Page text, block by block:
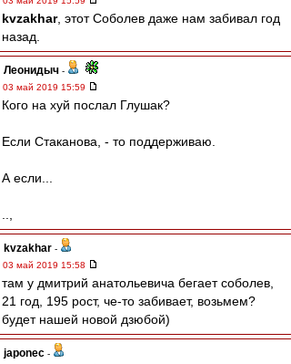
kvzakhar, этот Соболев даже нам забивал год
назад.
Леонидыч -
03 май 2019 15:59
Кого на хуй послал Глушак?
Если Стаканова, - то поддерживаю.
А если...
kvzakhar -
03 май 2019 15:58
там у дмитрий анатольевича бегает соболев,
21 год, 195 рост, че-то забивает, возьмем?
будет нашей новой дзюбой)
japonec -